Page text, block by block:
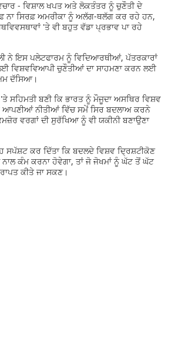
- ਵਿਸ਼ਾਲ ਖਪਤ ਅਤੇ ਲੋਕਤੰਤਰ ਨੂੰ ਚੁਣੌਤੀ ਦੇ
ਨਾ ਸਿਰਫ਼ ਅਮਰੀਕਾ ਨੂੰ ਅਲੱਗ-ਥਲੱਗ ਕਰ ਰਹੇ ਹਨ,
'ਤੇ ਵੀ ਬਹੁਤ ਵੱਡਾ ਪ੍ਰਭਾਵ ਪਾ ਰਹੇ
ਨੇ ਇਸ ਪਲੇਟਫਾਰਮ ਨੂੰ ਵਿਦਿਆਰਥੀਆਂ, ਪੱਤਰਕਾਰਾਂ
ਲਈ ਵਿਸ਼ਵਵਿਆਪੀ ਚੁਣੌਤੀਆਂ ਦਾ ਸਾਹਮਣਾ ਕਰਨ ਲਈ
ਦੱਸਿਆ।
ਸਹਿਮਤੀ ਬਣੀ ਕਿ ਭਾਰਤ ਨੂੰ ਮੌਜੂਦਾ ਅਸਥਿਰ ਵਿਸ਼ਵ
ਆਪਣੀਆਂ ਨੀਤੀਆਂ ਵਿੱਚ ਸਮੇਂ ਸਿਰ ਬਦਲਾਅ ਕਰਨੇ
ਵਰਗਾਂ ਦੀ ਸੁਰੱਖਿਆ ਨੂੰ ਵੀ ਯਕੀਨੀ ਬਣਾਉਣਾ
ਕਰ ਦਿੱਤਾ ਕਿ ਬਦਲਦੇ ਵਿਸ਼ਵ ਦ੍ਰਿਸ਼ਟੀਕੋਣ
ਨਾਲ ਕੰਮ ਕਰਨਾ ਹੋਵੇਗਾ, ਤਾਂ ਜੋ ਜੋਖਮਾਂ ਨੂੰ ਘੱਟ ਤੋਂ ਘੱਟ
ਕੀਤੇ ਜਾ ਸਕਣ।